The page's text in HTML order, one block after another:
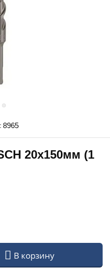
8965
20x150мм (1
В корзину